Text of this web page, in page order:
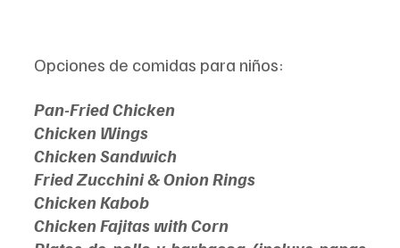
Opciones de comidas para niños:
Pan-Fried Chicken
Chicken Wings
Chicken Sandwich
Fried Zucchini & Onion Rings
Chicken Kabob
Chicken Fajitas with Corn